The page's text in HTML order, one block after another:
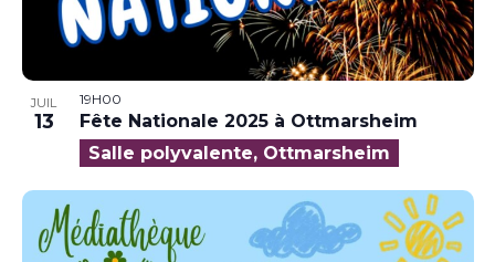
JUIL
13
19H00
Fête Nationale 2025 à Ottmarsheim
Salle polyvalente, Ottmarsheim